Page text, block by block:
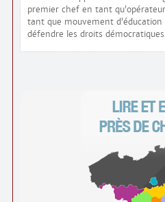
premier chef en tant
tant que mouvement
défendre les droits